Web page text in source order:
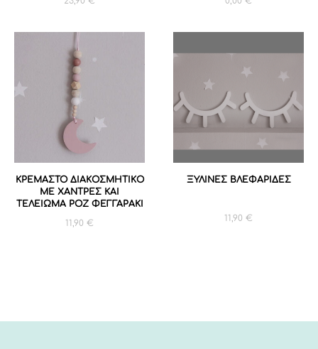
ΚΡΕΜΑΣΤΟ ΔΙΑΚΟΣΜΗΤΙΚΟ
ΜΕ ΧΑΝΤΡΕΣ ΚΑΙ
ΤΕΛΕΙΩΜΑ ΡΟΖ ΦΕΓΓΑΡΑΚΙ
11,90 €
ΞΥΛΙΝΕΣ ΒΛΕΦΑΡΙΔΕΣ
11,90 €